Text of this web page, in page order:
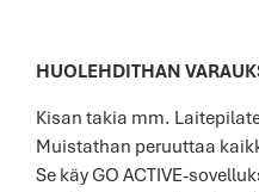
HUOLEHDITHAN
Kisan takia mm.
Muistathan peruuttaa
Se käy GO ACTIVE-